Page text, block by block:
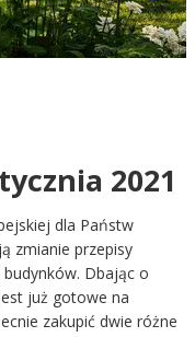
2021
dla Państw
zmianie przepisy
Dbając o
już gotowe na
zakupić dwie różne